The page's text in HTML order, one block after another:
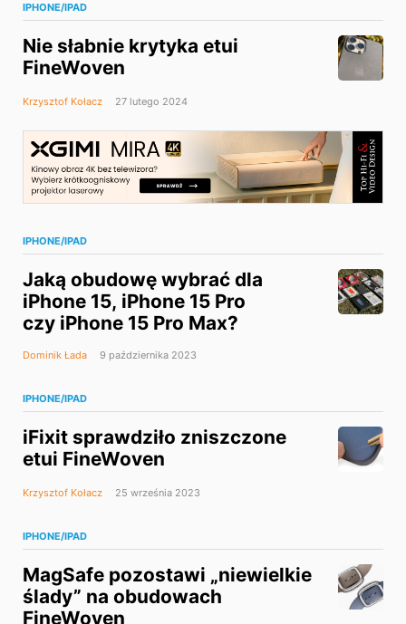
IPHONE/IPAD
Nie słabnie krytyka etui
FineWoven
Krzysztof Kołacz 27 lutego 2024
IPHONE/IPAD
Jaką obudowę wybrać dla
iPhone 15, iPhone 15 Pro
czy iPhone 15 Pro Max?
Dominik Łada 9 października 2023
IPHONE/IPAD
iFixit sprawdziło zniszczone
etui FineWoven
Krzysztof Kołacz 25 września 2023
IPHONE/IPAD
MagSafe pozostawi „niewielkie
ślady” na obudowach
FineWoven